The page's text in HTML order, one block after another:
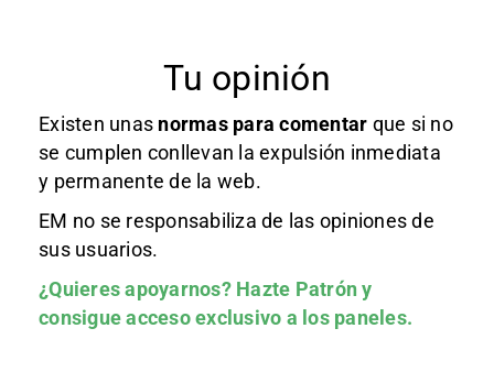
Tu opinión
Existen unas normas para comentar que si no
se cumplen conllevan la expulsión inmediata
y permanente de la web.
EM no se responsabiliza de las opiniones de
sus usuarios.
¿Quieres apoyarnos? Hazte Patróny
consigue acceso exclusivo a los paneles.